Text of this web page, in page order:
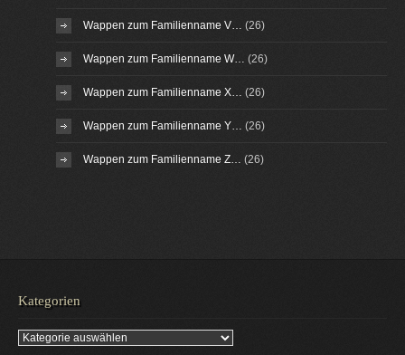
Wappen zum Familienname V… (26)
Wappen zum Familienname W… (26)
Wappen zum Familienname X… (26)
Wappen zum Familienname Y… (26)
Wappen zum Familienname Z… (26)
Kategorien
Kategorien